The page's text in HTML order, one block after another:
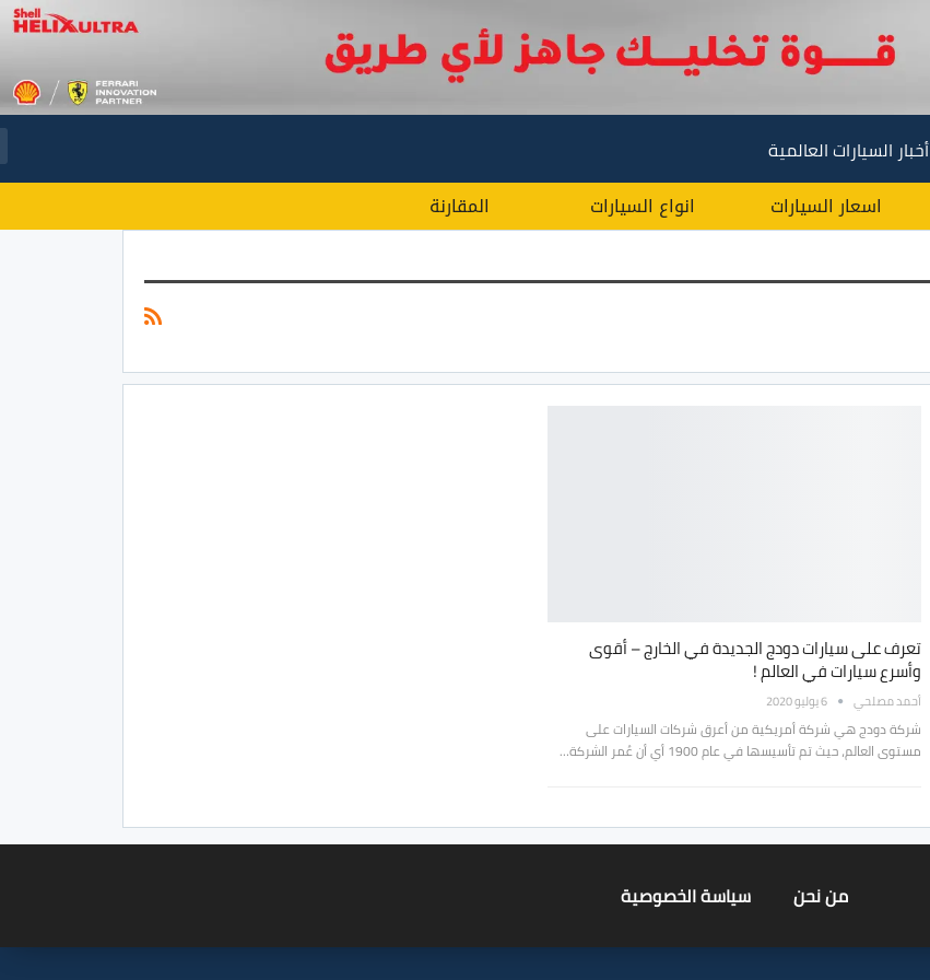
أخبار السيارات العالمية
اسعار السيارات انواع السيارات المقارنة
تعرف على سيارات دودج الجديدة في الخارج – أقوى
وأسرع سيارات في العالم !
أحمد مصلحي 6 يوليو 2020
شركة دودج هي شركة أمريكية من أعرق شركات السيارات على
مستوى العالم، حيث تم تأسيسها في عام 1900 أي أن عُمر الشركة…
من نحن سياسة الخصوصية